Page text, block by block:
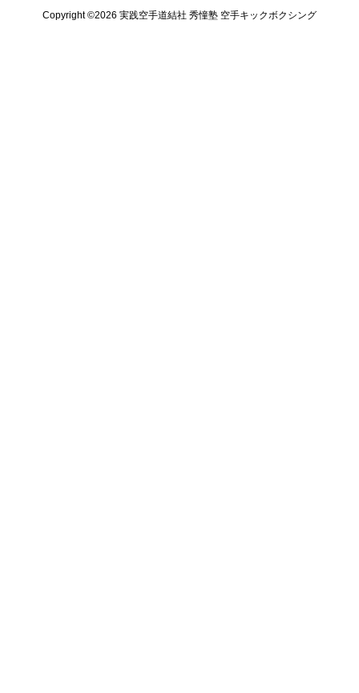
Copyright ©️2026 実践空手道結社 秀憧塾 空手キックボクシング